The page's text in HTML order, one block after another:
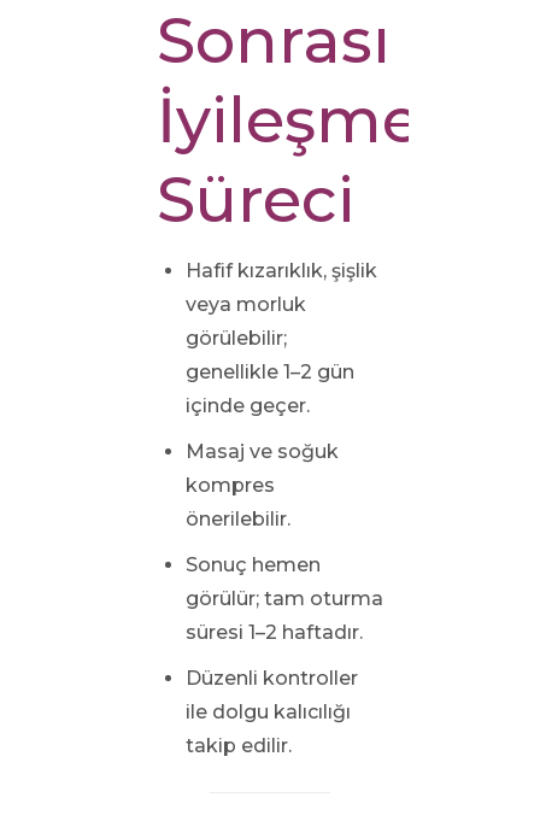
Sonrası
İyileşme
Süreci
Hafif kızarıklık, şişlik
veya morluk
görülebilir;
genellikle 1–2 gün
içinde geçer.
Masaj ve soğuk
kompres
önerilebilir.
Sonuç hemen
görülür; tam oturma
süresi 1–2 haftadır.
Düzenli kontroller
ile dolgu kalıcılığı
takip edilir.